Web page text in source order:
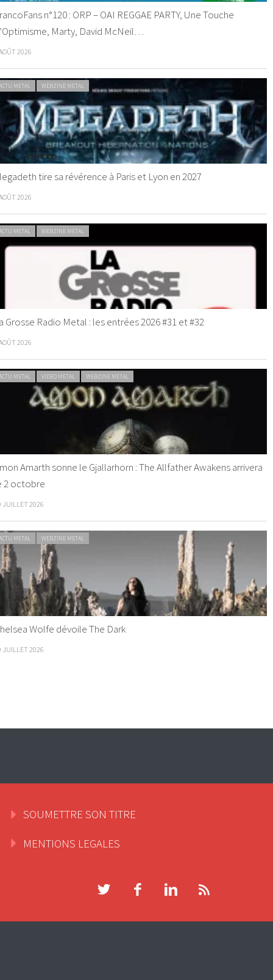
n°120 : ORP – OAI REGGAE PARTY, Une Touche
Marty, David McNeil…
2026
METAL WEBZINE METAL
tire sa révérence à Paris et Lyon en 2027
2026
METAL WEBZINE METAL
Grosse Radio Metal : les entrées 2026 #31 et #32
2026
METAL VIDEO METAL WEBZINE METAL
Amarth sonne le Gjallarhorn : The Allfather Awakens arrivera
2 octobre
JUILLET 2026
METAL WEBZINE METAL
Wolfe dévoile The Dark
JUILLET 2026
SOUMETTRE SON TITRE
MENTIONS LEGALES